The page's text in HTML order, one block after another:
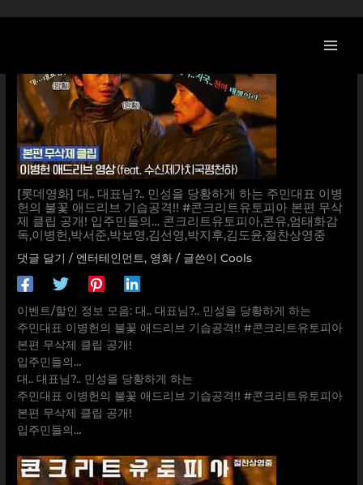
로
[롯데영화] 대.. 대표님?.. 민성을 당황하게 하는 주민대표 이병
헌의 불꽃 애드리브 기습공격!! #콘크리트유토피아 본편 무삭
제 클립 공개! 입주민들의… 콘크리트유토피아,콘유,엄태화감
독,이병헌,박서준,박보영,김선영,박지후,김도윤,절찬상영중
댓글 달기 / 엔터테인먼트, 영화 / 글쓴이Cools
이벤트/할인 정보 모음: 대.. 대표님?.. 민성을 당황하게 하는
주민대표 이병헌의 불꽃 애드리브 기습공격!! #콘크리트유토피아
본편 무삭제 클립 공개!
입주민들의…
대.. 대표님?.. 민성을 당황하게 하는
주민대표 이병헌의 불꽃 애드리브 기습공격!! #콘크리트유토피아
본편 무삭제 클립 공개!
입주민들의…